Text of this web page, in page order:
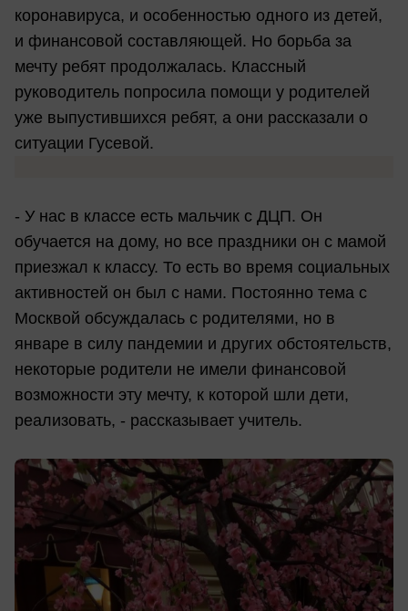
коронавируса, и особенностью одного из детей,
и финансовой составляющей. Но борьба за
мечту ребят продолжалась. Классный
руководитель попросила помощи у родителей
уже выпустившихся ребят, а они рассказали о
ситуации Гусевой.
- У нас в классе есть мальчик с ДЦП. Он
обучается на дому, но все праздники он с мамой
приезжал к классу. То есть во время социальных
активностей он был с нами. Постоянно тема с
Москвой обсуждалась с родителями, но в
январе в силу пандемии и других обстоятельств,
некоторые родители не имели финансовой
возможности эту мечту, к которой шли дети,
реализовать, - рассказывает учитель.